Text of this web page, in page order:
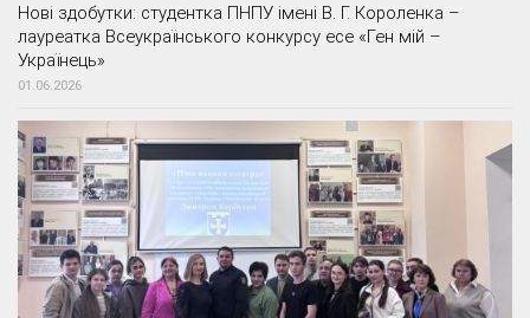
Нові здобутки: студентка ПНПУ імені В. Г. Короленка –
лауреатка Всеукраїнського конкурсу есе «Ген мій –
Українець»
01.06.2026